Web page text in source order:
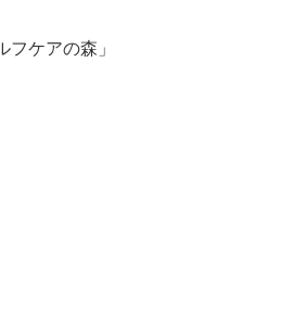
ケアの森」